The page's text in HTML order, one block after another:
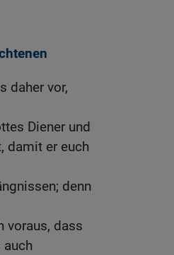
daher vor,
Diener und
damit er euch
denn
voraus, dass